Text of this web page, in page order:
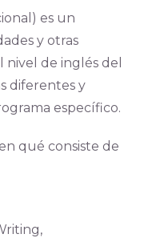
es un
y otras
de inglés del
diferentes y
específico.
qué consiste de